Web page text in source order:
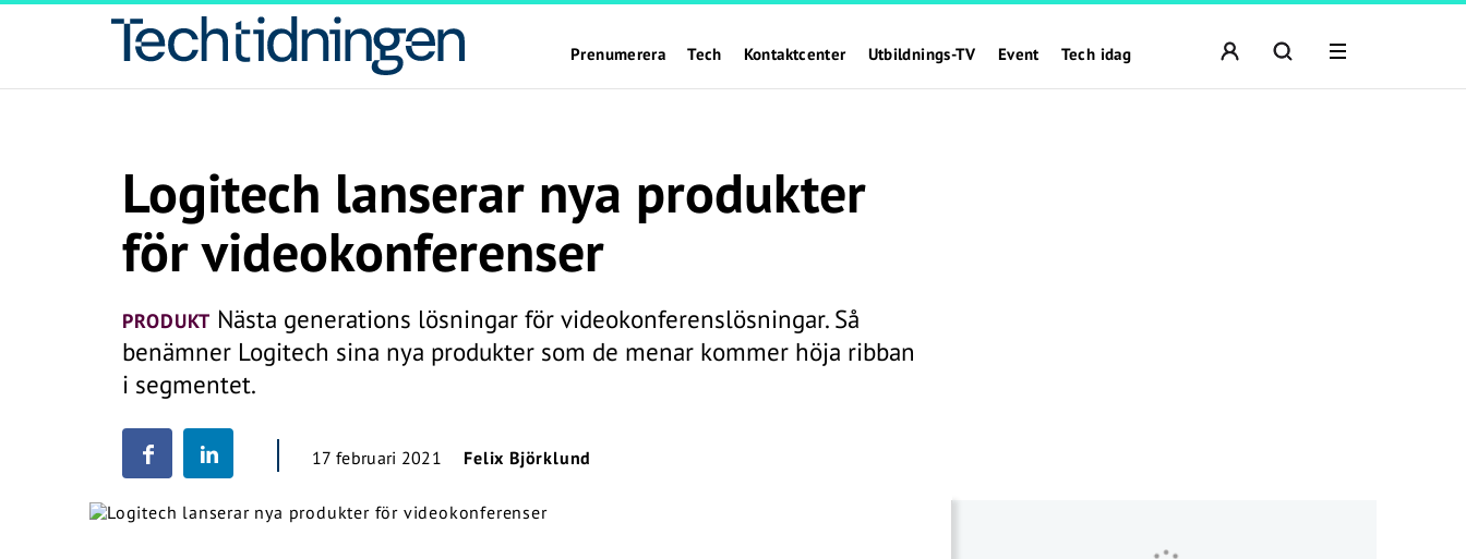
Prenumerera Tech Kontaktcenter Utbildnings-TV Event Tech idag
Logitech lanserar nya produkter
för videokonferenser
PRODUKT Nästa generations lösningar för videokonferenslösningar. Så
benämner Logitech sina nya produkter som de menar kommer höja ribban
i segmentet.
17 februari 2021 Felix Björklund